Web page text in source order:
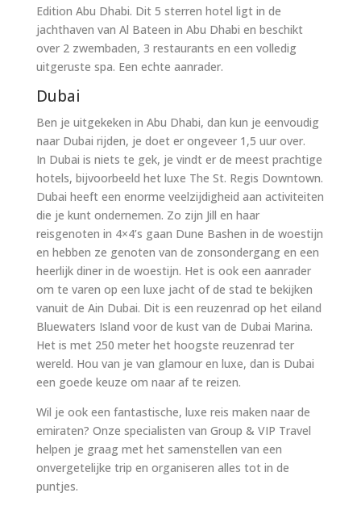
Edition Abu Dhabi. Dit 5 sterren hotel ligt in de
jachthaven van Al Bateen in Abu Dhabi en beschikt
over 2 zwembaden, 3 restaurants en een volledig
uitgeruste spa. Een echte aanrader.
Dubai
Ben je uitgekeken in Abu Dhabi, dan kun je eenvoudig
naar Dubai rijden, je doet er ongeveer 1,5 uur over.
In Dubai is niets te gek, je vindt er de meest prachtige
hotels, bijvoorbeeld het luxe The St. Regis Downtown.
Dubai heeft een enorme veelzijdigheid aan activiteiten
die je kunt ondernemen. Zo zijn Jill en haar
reisgenoten in 4×4’s gaan Dune Bashen in de woestijn
en hebben ze genoten van de zonsondergang en een
heerlijk diner in de woestijn. Het is ook een aanrader
om te varen op een luxe jacht of de stad te bekijken
vanuit de Ain Dubai. Dit is een reuzenrad op het eiland
Bluewaters Island voor de kust van de Dubai Marina.
Het is met 250 meter het hoogste reuzenrad ter
wereld. Hou van je van glamour en luxe, dan is Dubai
een goede keuze om naar af te reizen.
Wil je ook een fantastische, luxe reis maken naar de
emiraten? Onze specialisten van Group & VIP Travel
helpen je graag met het samenstellen van een
onvergetelijke trip en organiseren alles tot in de
puntjes.